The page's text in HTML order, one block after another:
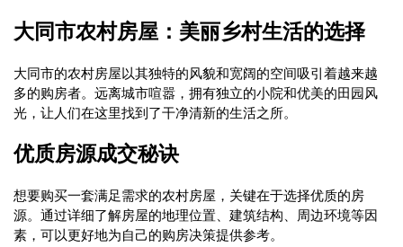
大同市农村房屋：美丽乡村生活的选择
大同市的农村房屋以其独特的风貌和宽阔的空间吸引着越来越
多的购房者。远离城市喧嚣，拥有独立的小院和优美的田园风
光，让人们在这里找到了干净清新的生活之所。
优质房源成交秘诀
想要购买一套满足需求的农村房屋，关键在于选择优质的房
源。通过详细了解房屋的地理位置、建筑结构、周边环境等因
素，可以更好地为自己的购房决策提供参考。